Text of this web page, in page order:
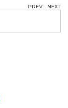
PREV NEXT